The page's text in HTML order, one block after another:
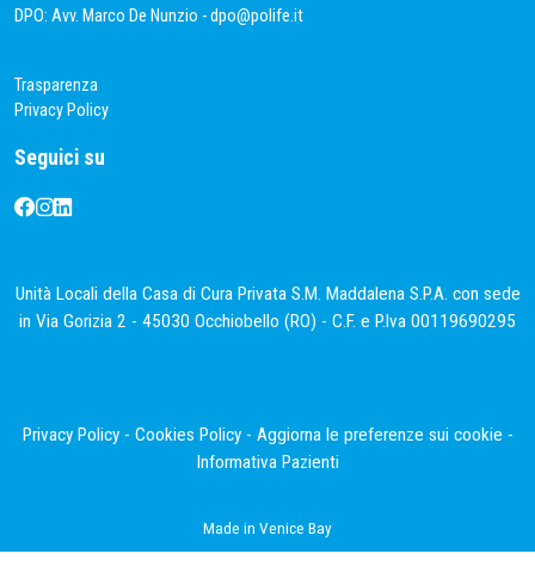
DPO: Avv. Marco De Nunzio -dpo@polife.it
Trasparenza
Privacy Policy
Seguici su
Unità Locali della Casa di Cura Privata S.M. Maddalena S.P.A. con sede
in Via Gorizia 2 - 45030 Occhiobello (RO) - C.F. e P.Iva 00119690295
Privacy Policy - Cookies Policy - Aggiorna le preferenze sui cookie -
Informativa Pazienti
Made in Venice Bay